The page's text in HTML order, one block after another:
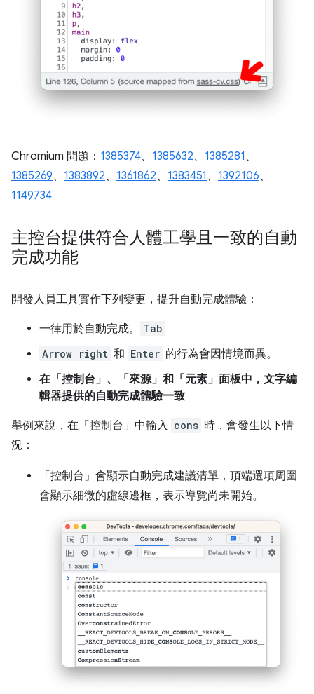
Chromium 問題： 1385374、 1385632、 1385281 、
1385269、 1383892、 1361862、 1383451 、 1392106、
1149734
主控台提供符合人體工學且一致的自動
完成功能
開發人員工具實作下列變更，提升自動完成體驗：
一律用於自動完成。
Tab
Arrow right 和 Enter 的行為會因情境而異。
在「控制台」、「來源」和「元素」面板中，文字編
輯器提供的自動完成體驗一致
舉例來說，在「控制台」 中輸入 cons 時，會發生以下情
況：
「控制台」 會顯示自動完成建議清單，頂端選項周圍
會顯示細微的虛線邊框，表示導覽尚未開始。